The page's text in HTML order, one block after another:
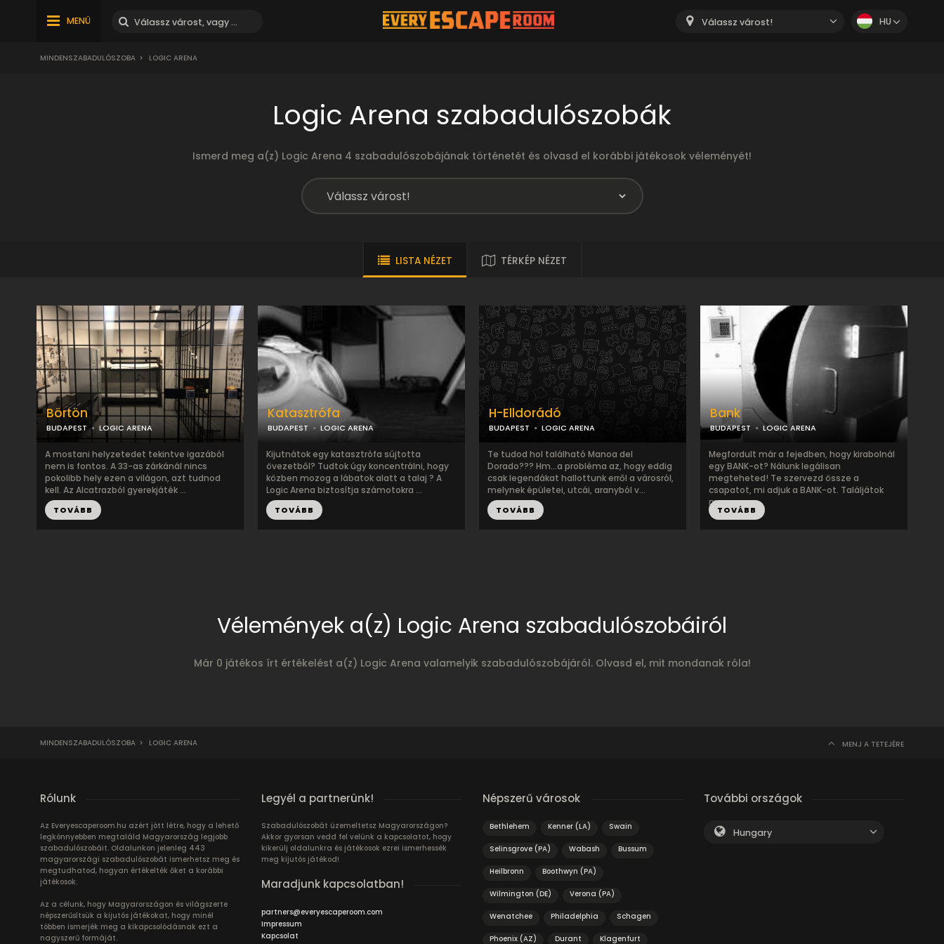
MENÜ Válassz várost! HU
MINDENSZABADULÓSZOBA > LOGIC ARENA
Logic Arena szabadulószobák
Ismerd meg a(z) Logic Arena 4 szabadulószobájának történetét és olvasd el korábbi játékosok véleményét!
LISTA NÉZET TÉRKÉP NÉZET
Börtön
BUDAPEST LOGIC ARENA
A mostani helyzetedet tekintve igazából
nem is fontos. A 33-as zárkánál nincs
pokolibb hely ezen a világon, azt tudnod
kell. Az Alcatrazból gyerekjáték ...
TOVÁBB
Katasztrófa
BUDAPEST LOGIC ARENA
Kijutnátok egy katasztrófa sújtotta
övezetből? Tudtok úgy koncentrálni, hogy
közben mozog a lábatok alatt a talaj ? A
Logic Arena biztosítja számotokra ...
TOVÁBB
H-Elldorádó
BUDAPEST LOGIC ARENA
Te tudod hol található Manoa del
Dorado??? Hm…a probléma az, hogy eddig
csak legendákat hallottunk erről a városról,
melynek épületei, utcái, aranyból v...
TOVÁBB
Bank
BUDAPEST LOGIC ARENA
Megfordult már a fejedben, hogy kirabolnál
egy BANK-ot? Nálunk legálisan
megteheted! Te szervezd össze a
csapatot, mi adjuk a BANK-ot. Találjátok
meg a ...
TOVÁBB
Vélemények a(z) Logic Arena szabadulószobáiról
Már 0 játékos írt értékelést a(z) Logic Arena valamelyik szabadulószobájáról. Olvasd el, mit mondanak róla!
MINDENSZABADULÓSZOBA > LOGIC ARENA MENJ A TETEJÉRE
Rólunk
Az Everyescaperoom.hu azért jött létre, hogy a lehető
legkönnyebben megtaláld Magyarország legjobb
szabadulószobáit. Oldalunkon jelenleg 443
magyarországi szabadulószobát ismerhetsz meg és
megtudhatod, hogyan értékelték őket a korábbi
játékosok.
Az a célunk, hogy Magyarországon és világszerte
népszerűsítsük a kijutós játékokat, hogy minél
többen ismerjék meg a kikapcsolódásnak ezt a
nagyszerű formáját.
Legyél a partnerünk!
Szabadulószobát üzemeltetsz Magyarországon?
Akkor gyorsan vedd fel velünk a kapcsolatot, hogy
kikerülj oldalunkra és játékosok ezrei ismerhessék
meg kijutós játékod!
Maradjunk kapcsolatban!
partners@everyescaperoom.com
Impressum
Kapcsolat
Népszerű városok
Bethlehem Kenner (LA) Swain
Selinsgrove (PA) Wabash Bussum
Heilbronn Boothwyn (PA)
Wilmington (DE) Verona (PA)
Wenatchee Philadelphia Schagen
Phoenix (AZ) Durant Klagenfurt
További országok
Hungary